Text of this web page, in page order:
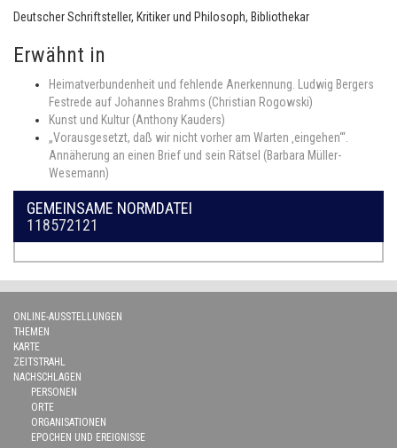
Deutscher Schriftsteller, Kritiker und Philosoph, Bibliothekar
Erwähnt in
Heimatverbundenheit und fehlende Anerkennung. Ludwig Bergers
Festrede auf Johannes Brahms (Christian Rogowski)
Kunst und Kultur (Anthony Kauders)
„Vorausgesetzt, daß wir nicht vorher am Warten ‚eingehen‘“.
Annäherung an einen Brief und sein Rätsel (Barbara Müller-
Wesemann)
GEMEINSAME NORMDATEI
118572121
ONLINE-AUSSTELLUNGEN
THEMEN
KARTE
ZEITSTRAHL
NACHSCHLAGEN
PERSONEN
ORTE
ORGANISATIONEN
EPOCHEN UND EREIGNISSE